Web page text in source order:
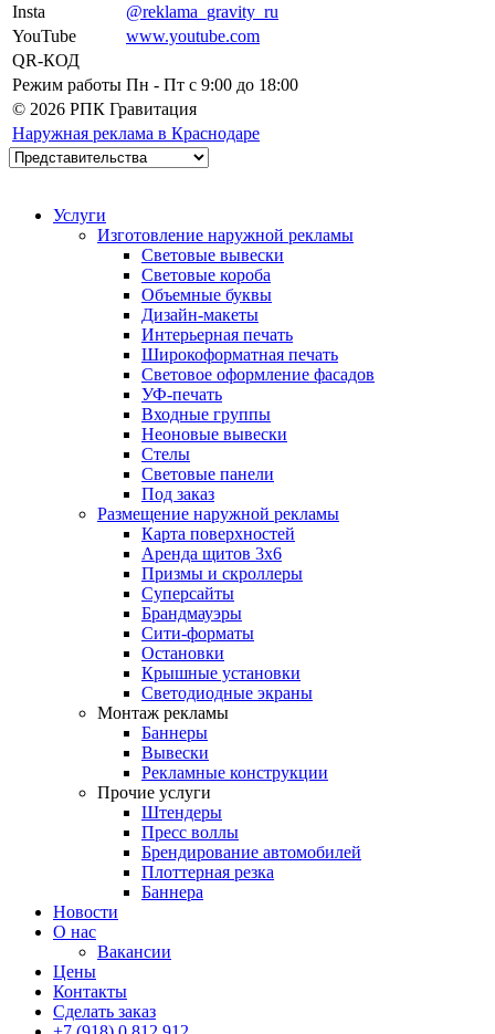
Insta
@reklama_gravity_ru
YouTube
www.youtube.com
QR-КОД
Режим работы Пн - Пт c 9:00 до 18:00
© 2026 РПК Гравитация
Наружная реклама в Краснодаре
Услуги
Изготовление наружной рекламы
Световые вывески
Световые короба
Объемные буквы
Дизайн-макеты
Интерьерная печать
Широкоформатная печать
Световое оформление фасадов
УФ-печать
Входные группы
Неоновые вывески
Стелы
Световые панели
Под заказ
Размещение наружной рекламы
Карта поверхностей
Аренда щитов 3х6
Призмы и скроллеры
Суперсайты
Брандмауэры
Сити-форматы
Остановки
Крышные установки
Светодиодные экраны
Монтаж рекламы
Баннеры
Вывески
Рекламные конструкции
Прочие услуги
Штендеры
Пресс воллы
Брендирование автомобилей
Плоттерная резка
Баннера
Новости
О нас
Вакансии
Цены
Контакты
Сделать заказ